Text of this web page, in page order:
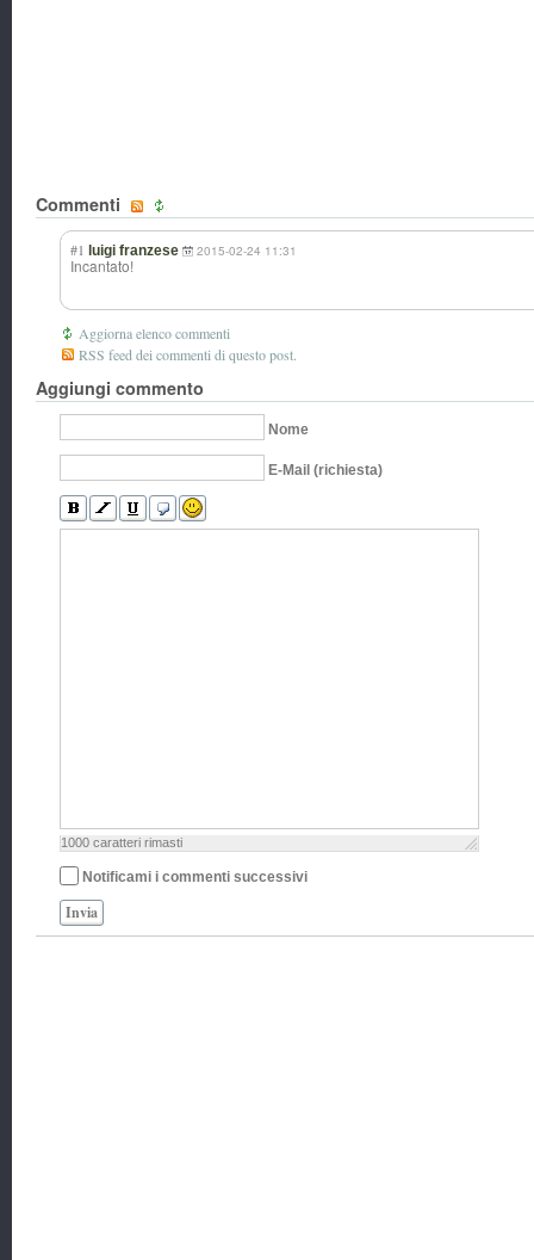
Commenti
#1 luigi franzese 2015-02-24 11:31
Incantato!
Aggiorna elenco commenti
RSS feed dei commenti di questo post.
Aggiungi commento
Nome
E-Mail (richiesta)
1000 caratteri rimasti
Notificami i commenti successivi
Invia